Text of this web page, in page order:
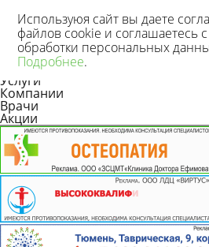
Новости
Статьи
Услуги
Компании
Врачи
Акции
Используюя сайт вы даете
файлов cookie и соглашаетесь
обработки персональных
Подробнее.